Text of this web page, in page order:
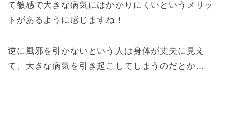
て敏感で大きな病気にはかかりにくいというメリッ
トがあるように感じますね！
逆に風邪を引かないという人は身体が丈夫に見え
て、大きな病気を引き起こしてしまうのだとか…